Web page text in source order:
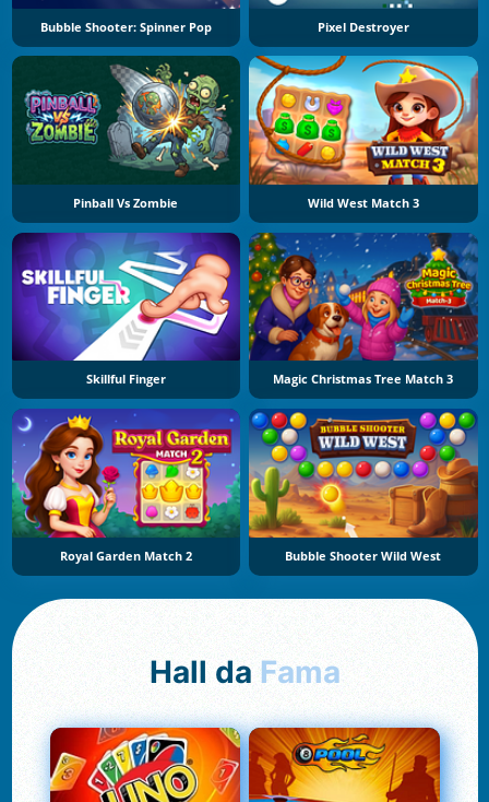
Bubble Shooter: Spinner Pop Pixel Destroyer
Pinball Vs Zombie Wild West Match 3
Skillful Finger Magic Christmas Tree Match 3
Royal Garden Match 2 Bubble Shooter Wild West
Hall da Fama